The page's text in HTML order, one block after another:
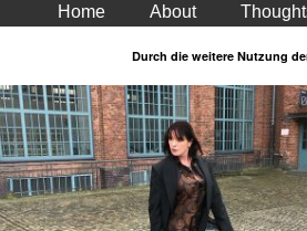
Home About
Durch die weitere Nutzung